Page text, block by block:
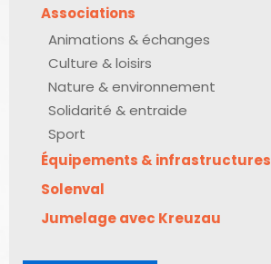
Associations
Animations & échanges
Culture & loisirs
Nature & environnement
Solidarité & entraide
Sport
Équipements & infrastructures
Solenval
Jumelage avec Kreuzau